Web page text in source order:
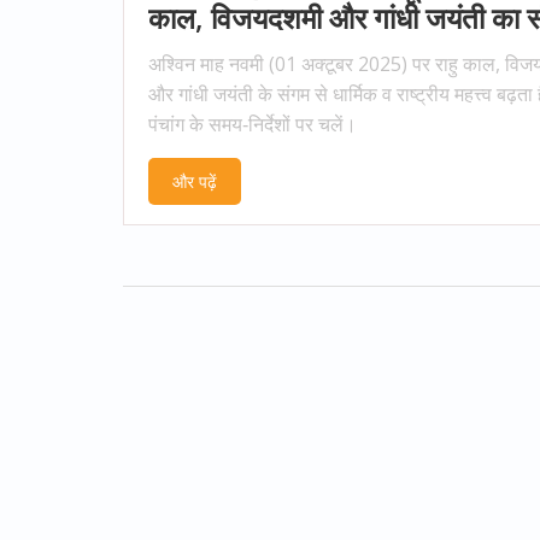
काल, विजयदशमी और गांधी जयंती का
अश्विन माह नवमी (01 अक्टूबर 2025) पर राहु काल,
और गांधी जयंती के संगम से धार्मिक व राष्ट्रीय महत्त्व बढ़ता
पंचांग के समय‑निर्देशों पर चलें।
और पढ़ें